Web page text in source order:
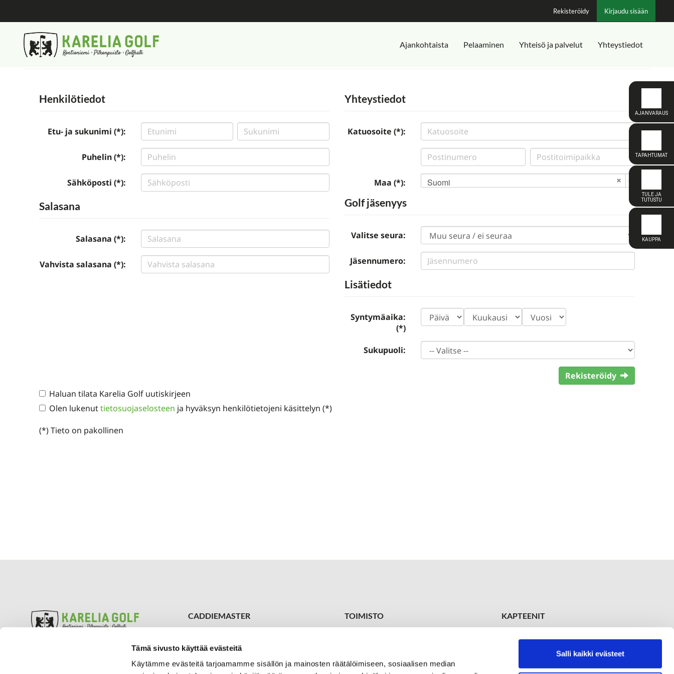
Tämä sivusto käyttää evästeitä
Käytämme evästeitä tarjoamamme sisällön ja mainosten räätälöimiseen, sosiaalisen median
Salli kaikki evästeet
Rekisteröidy Kirjaudu sisään
Ajankohtaista Pelaaminen Yhteisö ja palvelut Yhteystiedot
Henkilötiedot
Etu- ja sukunimi (*):
Puhelin (*):
Sähköposti (*):
Salasana
Salasana (*):
Vahvista salasana (*):
Yhteystiedot
Katuosoite (*):
Maa (*): Suomi
Golf jäsenyys
Valitse seura:
Jäsennumero:
Lisätiedot
Syntymäaika:
(*)
Sukupuoli:
Rekisteröidy
Haluan tilata Karelia Golf uutiskirjeen
Olen lukenuttietosuojaselosteen ja hyväksyn henkilötietojeni käsittelyn (*)
(*) Tieto on pakollinen
CADDIEMASTER
TOIMISTO
petja.vuojarvi@kareliagolf.fi
KAPTEENIT
Soile Röppänen
+358 504 638 669
Kapteeni